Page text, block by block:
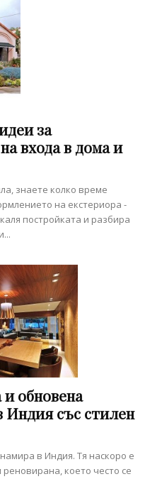
за
входа в дома и
знаете колко време
на екстериора -
постройката и разбира
обновена
Индия със стилен
в Индия. Тя наскоро е
което често се